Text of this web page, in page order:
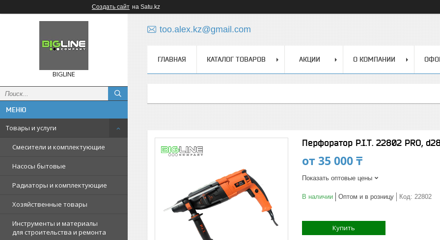
Создать сайт на Satu.kz
BIGLINE
Товары и услуги
Смесители и комплектующие
Насосы бытовые
Радиаторы и комплектующие
Хозяйственные товары
Инструменты и материалы
для строительства и ремонта
too.alex.kz@gmail.com
ГЛАВНАЯ КАТАЛОГ ТОВАРОВ АКЦИИ О КОМПАНИИ
Перфоратор P.I.T. 22802 PRO,
от35 000 ₸
Показать оптовые цены
В наличии Оптом и в розницу Код: 22802
Купить